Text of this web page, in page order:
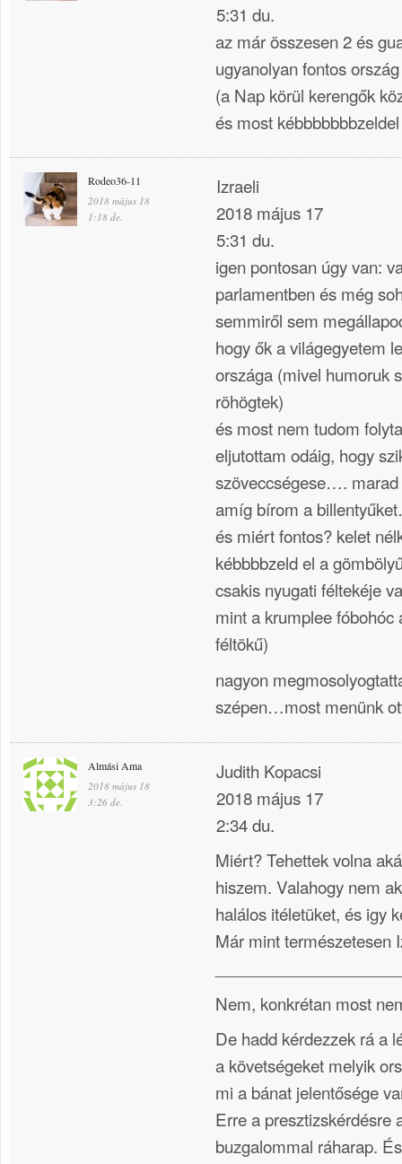
5:31 du.
az már összesen 2 és
ugyanolyan fontos
(a Nap körül kerengők
és most
Rodeo36-11
2018 május 18
1:18 de.
Izraeli
2018 május 17
5:31 du.
igen pontosan úgy van:
parlamentben és még
semmiről sem
hogy ők a világegyetem
országa (mivel humoruk
röhögtek)
és most nem tudom
eljutottam odáig, hogy
szöveccségese…. marad
amíg bírom a
és miért fontos? kelet
kébbbbzeld el a
csakis nyugati féltekéje
mint a krumplee fóbohóc
féltökű)
nagyon
szépen…most menünk
Almási Ama
2018 május 18
3:26 de.
Judith Kopacsi
2018 május 17
2:34 du.
Miért? Tehettek volna
hiszem. Valahogy nem
halálos itéletüket, és igy
Már mint természetesen
Nem, konkrétan most
De hadd kérdezzek rá a
a követségeket melyik
mi a bánat jelentősége
Erre a presztizskérdésre
buzgalommal ráharap.